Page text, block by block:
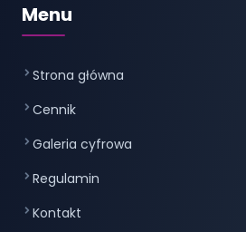
Menu
Strona główna
Cennik
Galeria cyfrowa
Regulamin
Kontakt